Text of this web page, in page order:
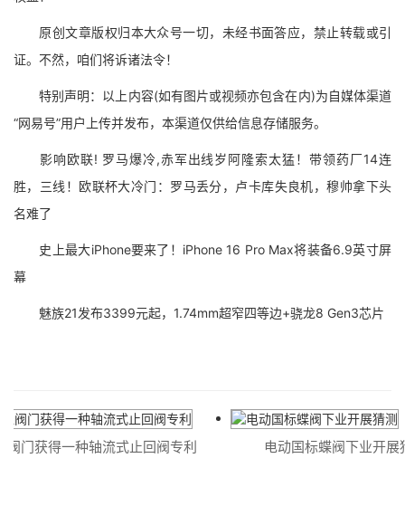
原创文章版权归本大众号一切，未经书面答应，禁止转载或引
证。不然，咱们将诉诸法令！
特别声明：以上内容(如有图片或视频亦包含在内)为自媒体渠道
“网易号”用户上传并发布，本渠道仅供给信息存储服务。
影响欧联! 罗马爆冷,赤军出线岁阿隆索太猛！带领药厂14连
胜，三线！欧联杯大冷门：罗马丢分，卢卡库失良机，穆帅拿下头
名难了
史上最大iPhone要来了！iPhone 16 Pro Max将装备6.9英寸屏
幕
魅族21发布3399元起，1.74mm超窄四等边+骁龙8 Gen3芯片
门获得一种轴流式止回阀专利 电动国标蝶阀下业开展